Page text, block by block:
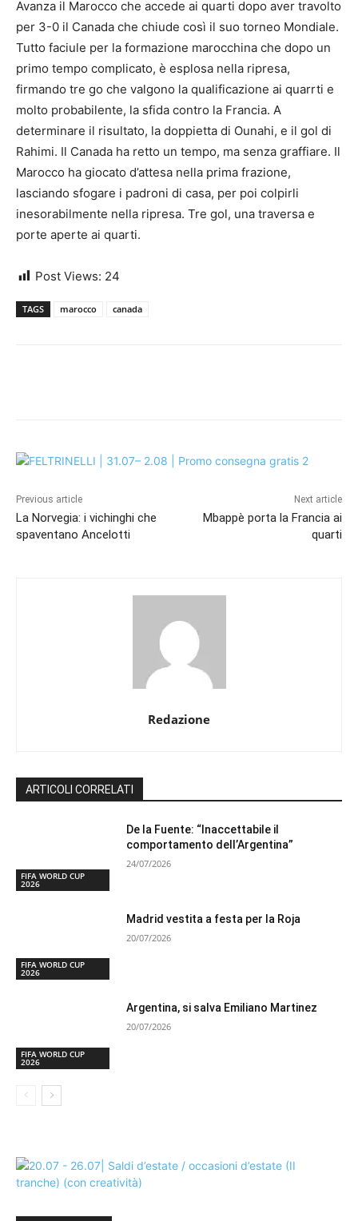
Avanza il Marocco che accede ai quarti dopo aver travolto
per 3-0 il Canada che chiude così il suo torneo Mondiale.
Tutto faciule per la formazione marocchina che dopo un
primo tempo complicato, è esplosa nella ripresa,
firmando tre go che valgono la qualificazione ai quarrti e
molto probabilente, la sfida contro la Francia. A
determinare il risultato, la doppietta di Ounahi, e il gol di
Rahimi. Il Canada ha retto un tempo, ma senza graffiare. Il
Marocco ha giocato d’attesa nella prima frazione,
lasciando sfogare i padroni di casa, per poi colpirli
inesorabilmente nella ripresa. Tre gol, una traversa e
porte aperte ai quarti.
Post Views: 24
TAGS marocco canada
Previous article
La Norvegia: i vichinghi che
spaventano Ancelotti
Next article
Mbappè porta la Francia ai
quarti
Redazione
ARTICOLI CORRELATI
FIFA WORLD CUP
2026
De la Fuente: “Inaccettabile il
comportamento dell’Argentina”
24/07/2026
FIFA WORLD CUP
2026
Madrid vestita a festa per la Roja
20/07/2026
FIFA WORLD CUP
2026
Argentina, si salva Emiliano Martinez
20/07/2026